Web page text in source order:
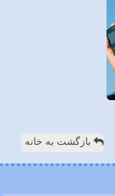
بازگشت به خانه